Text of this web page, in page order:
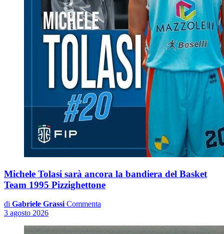
Michele Tolasi sarà ancora la bandiera del Basket
Team 1995 Pizzighettone
di Gabriele Grassi Commenta
3 agosto 2026